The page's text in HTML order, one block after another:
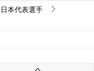
日本代表選手